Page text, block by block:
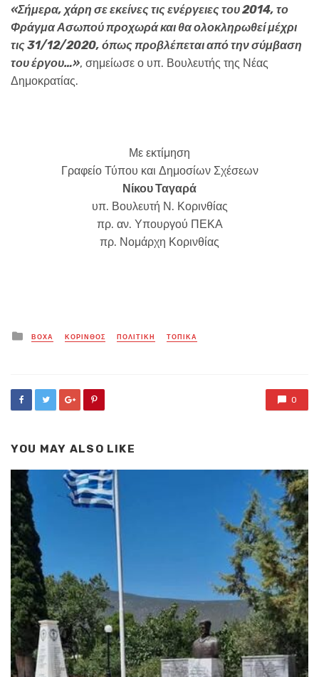
«Σήμερα, χάρη σε εκείνες τις ενέργειες του 2014, το
Φράγμα Ασωπού προχωρά και θα ολοκληρωθεί μέχρι
τις 31/12/2020, όπως προβλέπεται από την σύμβαση
του έργου…», σημείωσε ο υπ. Βουλευτής της Νέας
Δημοκρατίας.
Με εκτίμηση
Γραφείο Τύπου και Δημοσίων Σχέσεων
Νίκου Ταγαρά
υπ. Βουλευτή Ν. Κορινθίας
πρ. αν. Υπουργού ΠΕΚΑ
πρ. Νομάρχη Κορινθίας
Posted
in
ΒΟΧΑ ΚΟΡΙΝΘΟΣ ΠΟΛΙΤΙΚΗ ΤΟΠΙΚΑ
0
YOU MAY ALSO LIKE